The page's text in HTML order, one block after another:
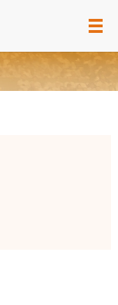
メ